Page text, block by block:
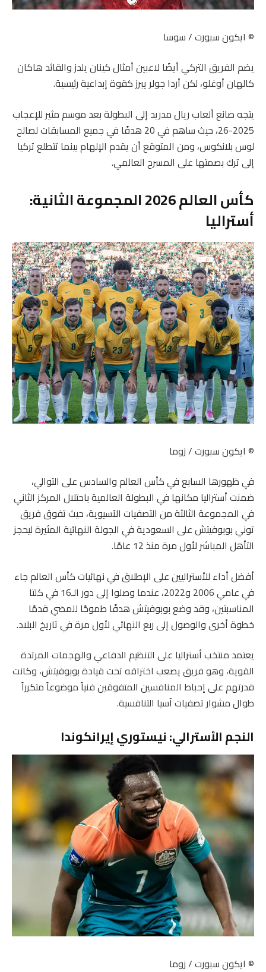
© ايكون سبورت / سوسا
يضم الفريق التركي أيضًا لاعبين أمثال كينان يلدز والقائد هاكان
كالهان أوغلو، لكن أردا جولر يبرز كقوة إبداعية رئيسية.
يتجه صانع ألعاب ريال مدريد إلى البطولة بعد موسم مثير للإعجاب
2025-26، حيث ساهم في 20 هدفًا في جميع المسابقات لصالح
لوس بلانكوس، ومن المتوقع أن يقدم الإلهام بينما تتطلع تركيا
إلى ترك بصمتها على المسرح العالمي.
كأس العالم 2026 المجموعة الثانية:
أستراليا
© ايكون سبورت / زوما
في ظهورها السابع في كأس العالم والسادس على التوالي،
ضمنت أستراليا مكانها في البطولة العالمية باحتلال المركز الثاني
في المجموعة الثالثة من التصفيات الآسيوية، حيث تفوق فريق
توني بوبوفيتش على السعودية في الجولة النهائية المثيرة ليحجز
التأهل المباشر لأول مرة منذ 12 عامًا.
أفضل أداء للأستراليين على الإطلاق في نهائيات كأس العالم جاء
في عامي 2006 و2022، عندما وصلوا إلى دور الـ16 في كلتا
المناسبتين، وقد وضع بوبوفيتش هدفًا طموحًا للمضي قدمًا
خطوة أخرى والوصول إلى ربع النهائي لأول مرة في تاريخ البلاد.
يعتمد منتخب أستراليا على التنظيم الدفاعي والهجمات المرتدة
القوية، وهو فريق يصعب اختراقه تحت قيادة بوبوفيتش، وكانت
قدرتهم على إحباط المنافسين المتفوقين فنياً موضوعاً متكرراً
طوال مشوار تصفيات آسيا التنافسية.
النجم الأسترالي: نيستوري إيرانكوندا
© ايكون سبورت / زوما